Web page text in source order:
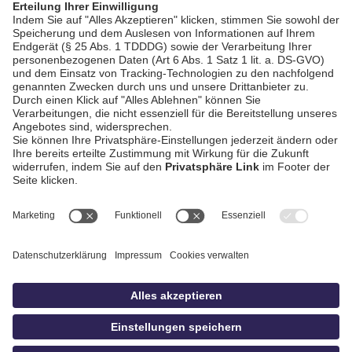
AGB / Gewinnspiele
Datenschutz
Impressum
idowa
Privatsphäre